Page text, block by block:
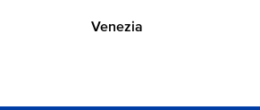
Venezia